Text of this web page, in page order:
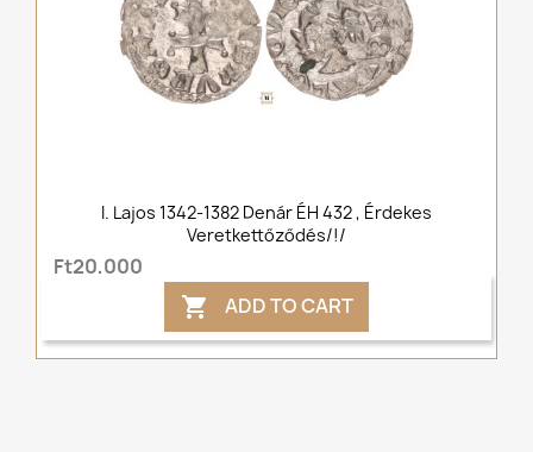
I. Lajos 1342-1382 Denár ÉH 432 , Érdekes
Veretkettőződés/!/
Ft20,000
 ADD TO CART